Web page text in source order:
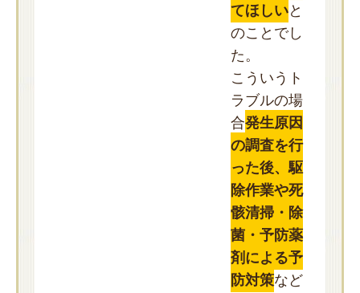
てほしいと
のことでし
た。
こういうト
ラブルの場
合発生原因
の調査を行
った後、駆
除作業や死
骸清掃・除
菌・予防薬
剤による予
防対策など